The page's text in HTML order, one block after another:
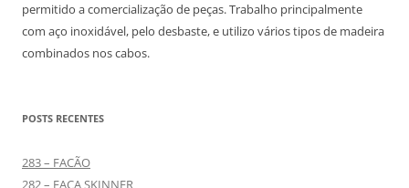
permitido a comercialização de peças. Trabalho principalmente
com aço inoxidável, pelo desbaste, e utilizo vários tipos de madeira
combinados nos cabos.
POSTS RECENTES
283 – FACÃO
282 – FACA SKINNER